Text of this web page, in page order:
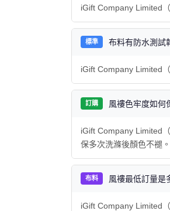
iGift Company Limited
標準 布料有防水測試
iGift Company Limited
訂購 風褸色牢度如何
iGift Company Limited
保多次洗滌後顏色不褪。
布料 風褸最低訂量是
iGift Company Limited